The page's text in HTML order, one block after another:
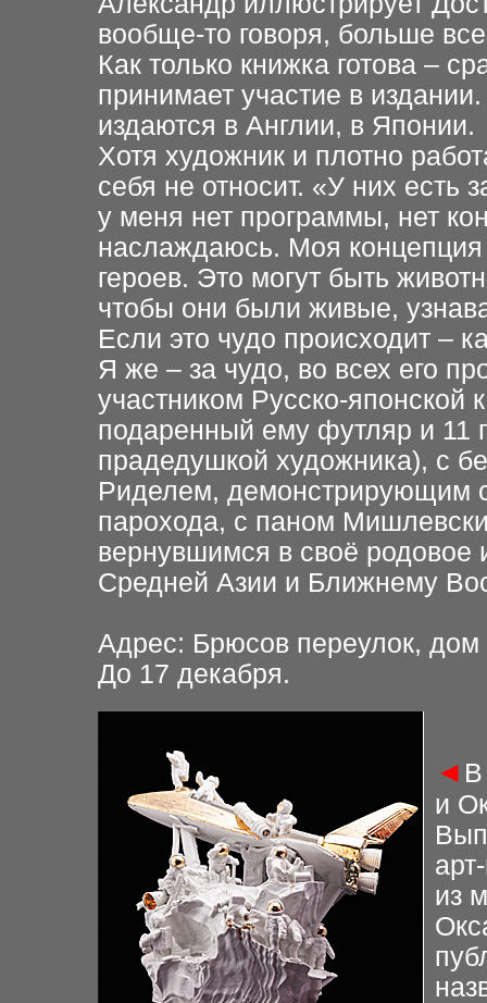
вообще-то говоря, больше
Как только книжка готова –
принимает участие в
издаются в Англии, в Японии.
Хотя художник и плотно
себя не относит. «У них есть
у меня нет программы, нет
наслаждаюсь. Моя
героев. Это могут быть
чтобы они были живые,
Если это чудо происходит –
Я же – за чудо, во всех его
участником Русско-
подаренный ему футляр и 11
прадедушкой художника), с
Риделем, демонстрирующим
парохода, с паном
вернувшимся в своё родовое
Средней Азии и Ближнему
Адрес: Брюсов переулок, дом
До 17 декабря.
◄
и
из